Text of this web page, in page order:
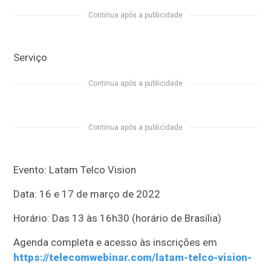
Continua após a publicidade
Serviço
Continua após a publicidade
Continua após a publicidade
Evento: Latam Telco Vision
Data: 16 e 17 de março de 2022
Horário: Das 13 às 16h30 (horário de Brasília)
Agenda completa e acesso às inscrições em
https://telecomwebinar.com/latam-telco-vision-